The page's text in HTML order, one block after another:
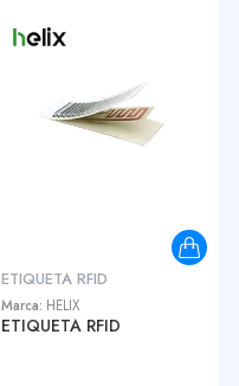
ETIQUETA RFID
Marca: HELIX
ETIQUETA RFID